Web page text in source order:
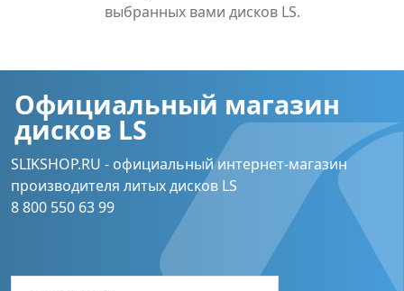
выбранных вами дисков LS.
Официальный магазин
дисков LS
SLIKSHOP.RU - официальный интернет-магазин
производителя литых дисков LS
8 800 550 63 99